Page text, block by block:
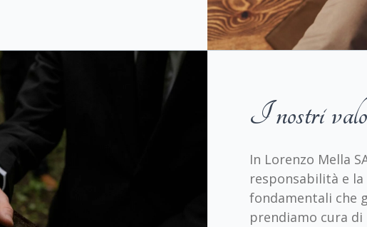
I nostri
In Lorenzo Mella
responsabilità e
fondamentali che
prendiamo cura